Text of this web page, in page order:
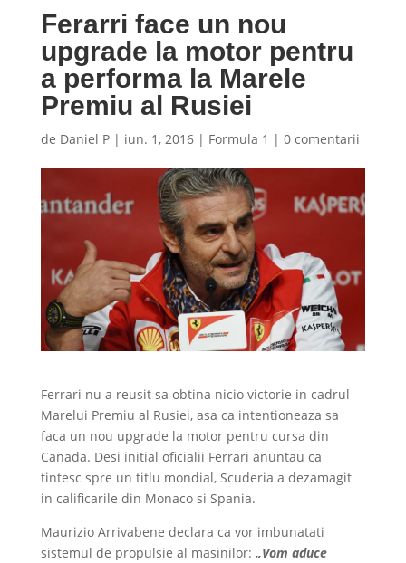
Ferarri face un nou
upgrade la motor pentru
a performa la Marele
Premiu al Rusiei
de Daniel P| iun. 1, 2016| Formula 1 | 0 comentarii
Ferrari nu a reusit sa obtina nicio victorie in cadrul
Marelui Premiu al Rusiei, asa ca intentioneaza sa
faca un nou upgrade la motor pentru cursa din
Canada. Desi initial oficialii Ferrari anuntau ca
tintesc spre un titlu mondial, Scuderia a dezamagit
in calificarile din Monaco si Spania.
Maurizio Arrivabene declara ca vor imbunatati
sistemul de propulsie al masinilor: „Vom aduce